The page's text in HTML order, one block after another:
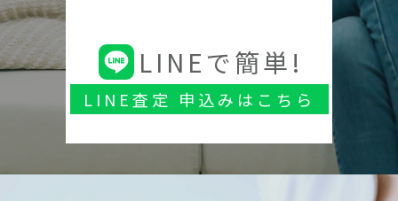
LINEで簡単!
LINE査定 申込みはこちら